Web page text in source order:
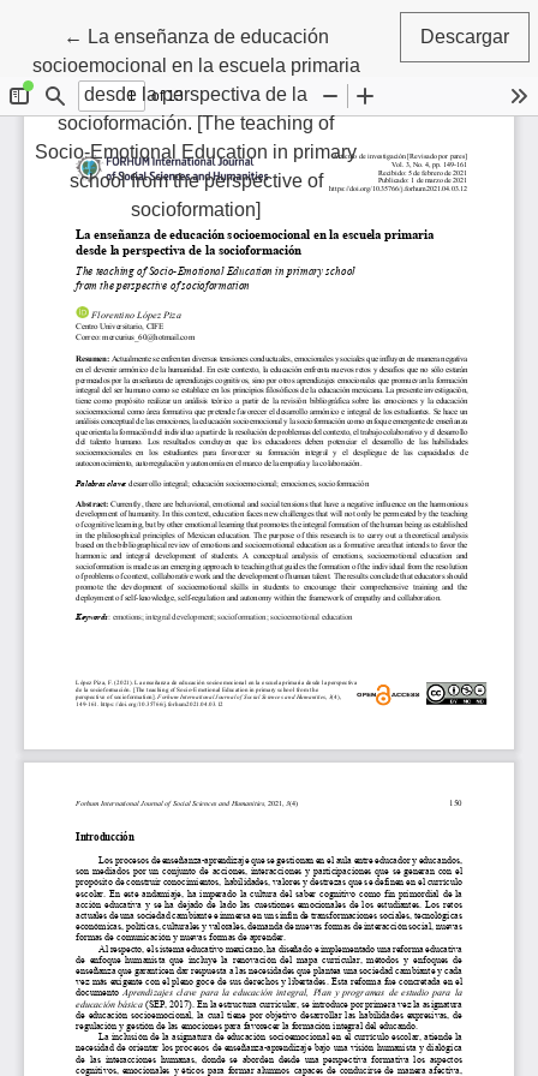
← Volver a los detalles del artículo
La enseñanza de educación
socioemocional en la escuela primaria
desde la perspectiva de la
socioformación. [The teaching of
Socio-Emotional Education in primary
school from the perspective of
socioformation]
Descargar